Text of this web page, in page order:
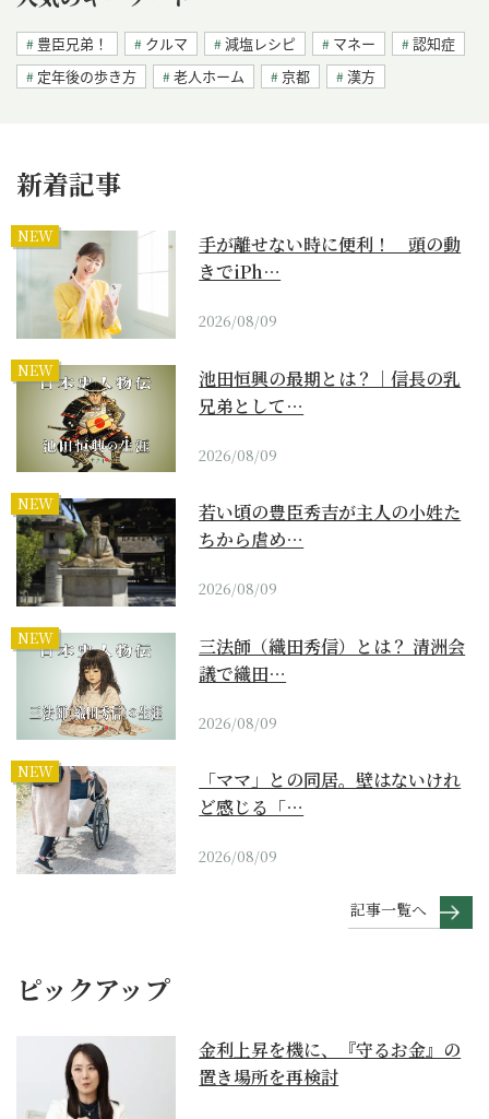
豊臣兄弟！ クルマ 減塩レシピ マネー
認知症
定年後の歩き方
老人ホーム 京都 漢方
新着記事
NEW
手が離せない時に便利！ 頭の動
きでiPh…
2026/08/09
NEW
池田恒興の最期とは？｜信長の乳
兄弟として…
2026/08/09
NEW
若い頃の豊臣秀吉が主人の小姓た
ちから虐め…
2026/08/09
NEW
三法師（織田秀信）とは？ 清洲会
議で織田…
2026/08/09
NEW
「ママ」との同居。壁はないけれ
ど感じる「…
2026/08/09
記事一覧へ
ピックアップ
金利上昇を機に、『守るお金』の
置き場所を再検討